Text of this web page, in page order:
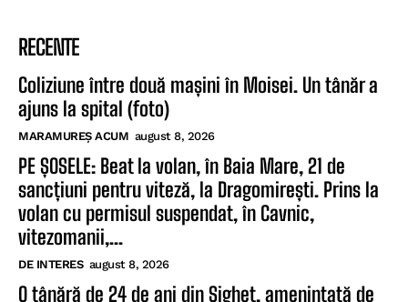
RECENTE
Coliziune între două mașini în Moisei. Un tânăr a
ajuns la spital (foto)
MARAMUREȘ ACUM august 8, 2026
PE ȘOSELE: Beat la volan, în Baia Mare, 21 de
sancțiuni pentru viteză, la Dragomirești. Prins la
volan cu permisul suspendat, în Cavnic,
vitezomanii,...
DE INTERES august 8, 2026
O tânără de 24 de ani din Sighet, amenințată de